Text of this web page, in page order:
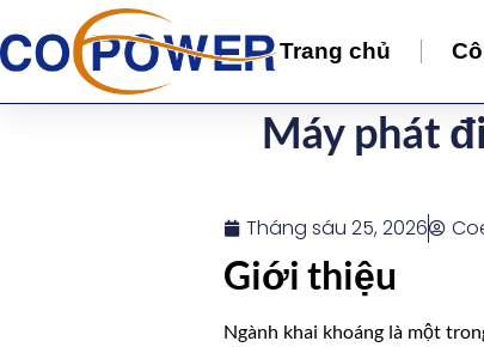
Trang chủ
Máy phát
Tháng sáu 25, 2026
Giới thiệu
Ngành khai khoáng là một